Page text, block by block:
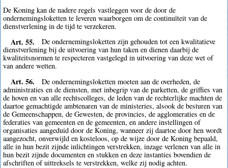
De Koning kan de nadere regels vastleggen voor de door de
ondernemingsloketten te leveren waarborgen om de continuïteit van de
dienstverlening in de tijd te verzekeren.
Art. 55.
De ondernemingsloketten zijn gehouden tot een kwalitatieve
dienstverlening bij de uitvoering van hun taken en dienen daarbij de
kwaliteitsnormen te respecteren vastgelegd in uitvoering van deze wet of
van andere wetten.
Art. 56.
De ondernemingsloketten moeten aan de overheden, de
administraties en de diensten, met inbegrip van de parketten, de griffies van
de hoven en van alle rechtscolleges, de leden van de rechterlijke machten de
daartoe gemachtigde ambtenaren van de ministeries, alsook de besturen van
de Gemeenschappen, de Gewesten, de provincies, de agglomeraties en de
federaties van gemeenten en de gemeenten, en andere instellingen of
organisaties aangeduid door de Koning, wanneer zij daartoe door hen wordt
aangezocht, onverwijld en kosteloos, op de wijze door de Koning bepaald,
alle in hun bezit zijnde inlichtingen verstrekken, inzage verlenen van alle in
hun bezit zijnde documenten en stukken en deze instanties bovendien de
afschriften of uittreksels te verstrekken, welke zij nodig achten.